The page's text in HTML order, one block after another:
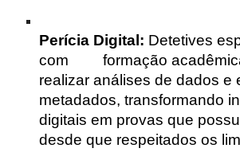
Perícia Digital: Detetives
com
formação
realizar análises de dados e
metadados, transformando
digitais em provas que
desde que respeitados os